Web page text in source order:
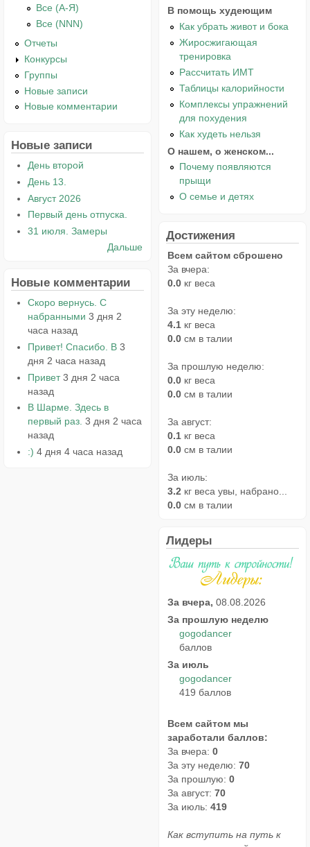
Все (А-Я)
Все (NNN)
Отчеты
Конкурсы
Группы
Новые записи
Новые комментарии
Новые записи
День второй
День 13.
Август 2026
Первый день отпуска.
31 июля. Замеры
Дальше
Новые комментарии
Скоро вернусь. С
набранными 3 дня 2
часа назад
Привет! Спасибо. В 3
дня 2 часа назад
Привет 3 дня 2 часа
назад
В Шарме. Здесь в
первый раз. 3 дня 2 часа
назад
:) 4 дня 4 часа назад
В помощь худеющим
Как убрать живот и бока
Жиросжигающая
тренировка
Рассчитать ИМТ
Таблицы калорийности
Комплексы упражнений
для похудения
Как худеть нельзя
О нашем, о женском...
Почему появляются
прыщи
О семье и детях
Достижения
Всем сайтом сброшено
За вчера:
0.0 кг веса
За эту неделю:
4.1 кг веса
0.0 см в талии
За прошлую неделю:
0.0 кг веса
0.0 см в талии
За август:
0.1 кг веса
0.0 см в талии
За июль:
3.2 кг веса увы, набрано...
0.0 см в талии
Лидеры
За вчера, 08.08.2026
За прошлую неделю
gogodancer
баллов
За июль
gogodancer
419 баллов
Всем сайтом мы
заработали баллов:
За вчера: 0
За эту неделю: 70
За прошлую: 0
За август: 70
За июль: 419
Как вступить на путь к